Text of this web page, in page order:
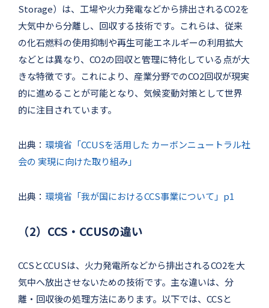
Storage）は、工場や火力発電などから排出されるCO2を
大気中から分離し、回収する技術です。これらは、従来
の化石燃料の使用抑制や再生可能エネルギーの利用拡大
などとは異なり、CO2の回収と管理に特化している点が大
きな特徴です。これにより、産業分野でのCO2回収が現実
的に進めることが可能となり、気候変動対策として世界
的に注目されています。
出典： 環境省「CCUSを活用した カーボンニュートラル社
会の 実現に向けた取り組み」
出典： 環境省「我が国におけるCCS事業について」p1
（2）CCS・CCUSの違い
CCSとCCUSは、火力発電所などから排出されるCO2を大
気中へ放出させないための技術です。主な違いは、分
離・回収後の処理方法にあります。以下では、CCSと